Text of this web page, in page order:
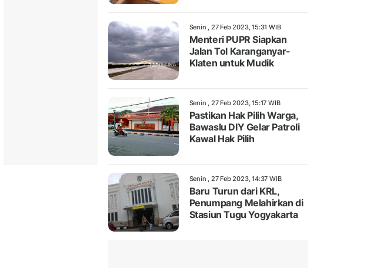
Senin , 27 Feb 2023, 15:31 WIB
Menteri PUPR Siapkan
Jalan Tol Karanganyar-
Klaten untuk Mudik
Senin , 27 Feb 2023, 15:17 WIB
Pastikan Hak Pilih Warga,
Bawaslu DIY Gelar Patroli
Kawal Hak Pilih
Senin , 27 Feb 2023, 14:37 WIB
Baru Turun dari KRL,
Penumpang Melahirkan di
Stasiun Tugu Yogyakarta